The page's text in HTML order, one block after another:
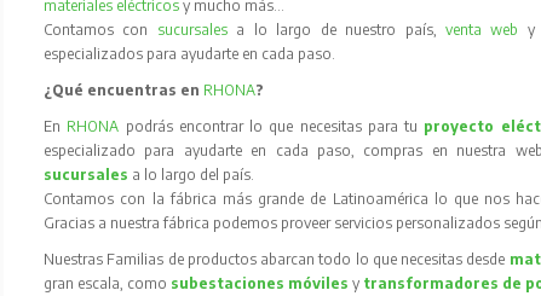
materiales eléctricos y mucho más…
Contamos con sucursales a lo largo de nuestro país, venta web
especializados para ayudarte en cada paso.
¿Qué encuentras en RHONA?
En RHONA podrás encontrar lo que necesitas para tu proyecto
especializado para ayudarte en cada paso, compras en nuestra
sucursales a lo largo del país.
Contamos con la fábrica más grande de Latinoamérica lo que nos
Gracias a nuestra fábrica podemos proveer servicios personalizados
Nuestras Familias de productos abarcan todo lo que necesitas desde
gran escala, como subestaciones móvilesy transformadores de